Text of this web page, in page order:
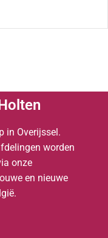
in Overijssel.
worden
onze
en nieuwe